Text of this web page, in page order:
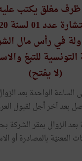
مغلق يكتب عليه
01 لسنة 2020
في رأس مال
للتبغ
(لا يفتح)
أجل لقبول العروض ليوم 28 ماي
بعد ٱخر أجل لقبول
الزوال بمقر
المعنيّة بالمصادرة أو